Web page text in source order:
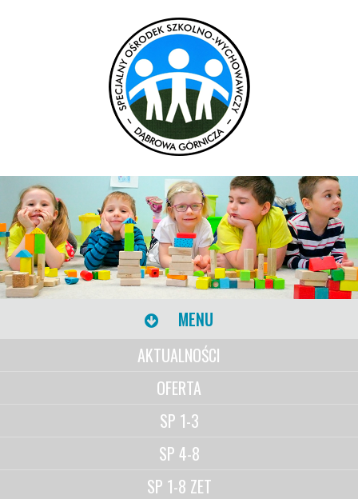
MENU
AKTUALNOŚCI
OFERTA
SP 1-3
SP 4-8
SP 1-8 ZET